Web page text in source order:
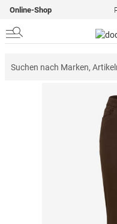
Online-Shop